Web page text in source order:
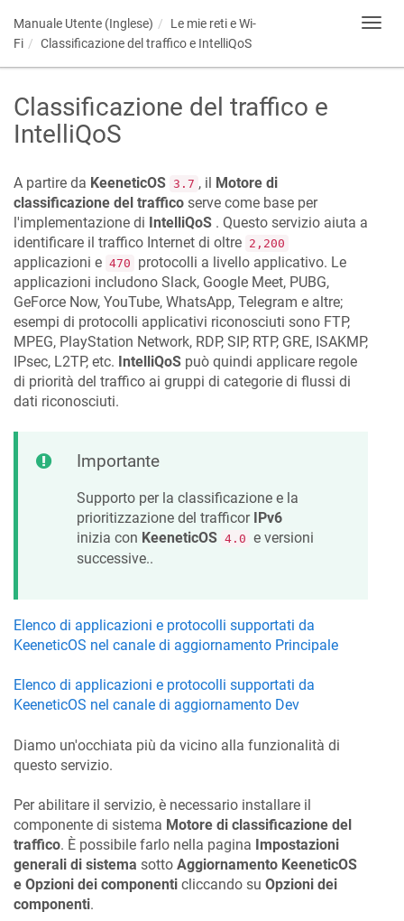
Manuale Utente (Inglese)
Le mie reti e Wi-
Fi
Classificazione del traffico e IntelliQoS
Classificazione del traffico e
IntelliQoS
A partire da KeeneticOS 3.7 , il Motore di
classificazione del traffico serve come base per
l'implementazione di IntelliQoS . Questo servizio aiuta a
identificare il traffico Internet di oltre 2,200
applicazioni e 470
protocolli a livello applicativo. Le
applicazioni includono Slack, Google Meet, PUBG,
GeForce Now, YouTube, WhatsApp, Telegram e altre;
esempi di protocolli applicativi riconosciuti sono FTP,
MPEG, PlayStation Network, RDP, SIP, RTP, GRE, ISAKMP,
IPsec, L2TP, etc. IntelliQoS può quindi applicare regole
di priorità del traffico ai gruppi di categorie di flussi di
dati riconosciuti.
Importante
Supporto per la classificazione e la
prioritizzazione del trafficor IPv6
inizia con KeeneticOS 4.0 e versioni
successive..
Elenco di applicazioni e protocolli supportati da
KeeneticOS nel canale di aggiornamento Principale
Elenco di applicazioni e protocolli supportati da
KeeneticOS nel canale di aggiornamento Dev
Diamo un'occhiata più da vicino alla funzionalità di
questo servizio.
Per abilitare il servizio, è necessario installare il
componente di sistema Motore di classificazione del
traffico. È possibile farlo nella pagina Impostazioni
generali di sistema sotto Aggiornamento KeeneticOS
e Opzioni dei componenti cliccando su Opzioni dei
componenti.